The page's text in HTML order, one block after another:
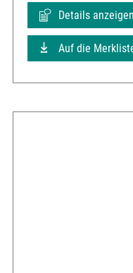
Details anzeigen
Auf die